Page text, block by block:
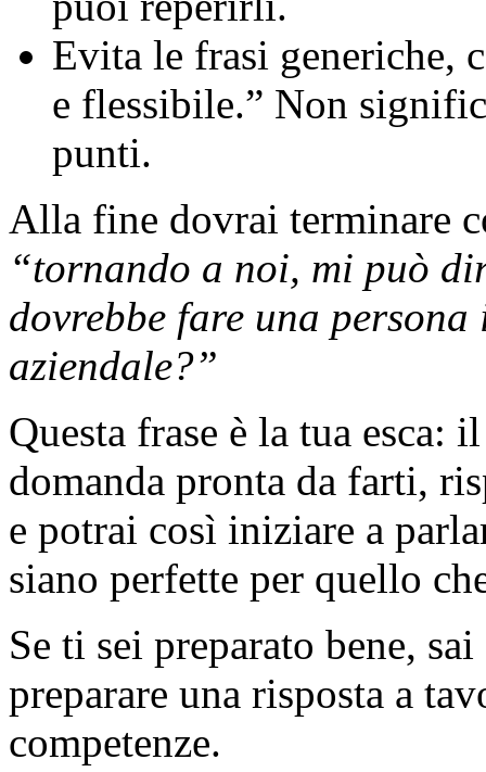
Evita le frasi generiche,
e flessibile.” Non
punti.
Alla fine dovrai terminare
“tornando a noi, mi può
dovrebbe fare una
aziendale?”
Questa frase è la tua esca:
domanda pronta da farti,
e potrai così iniziare a
siano perfette per quello
Se ti sei preparato bene,
preparare una risposta a
competenze.